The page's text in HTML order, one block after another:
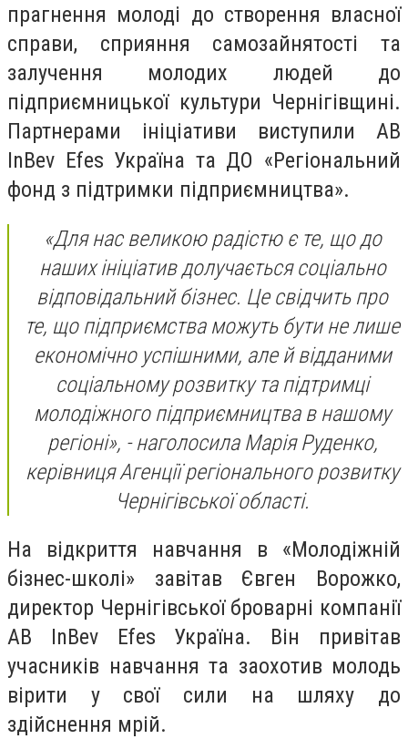
прагнення молоді до створення власної
справи, сприяння самозайнятості та
залучення молодих людей до
підприємницької культури Чернігівщині.
Партнерами ініціативи виступили AB
InBev Efes Україна та ДО «Регіональний
фонд з підтримки підприємництва».
«Для нас великою радістю є те, що до
наших ініціатив долучається соціально
відповідальний бізнес. Це свідчить про
те, що підприємства можуть бути не лише
економічно успішними, але й відданими
соціальному розвитку та підтримці
молодіжного підприємництва в нашому
регіоні», - наголосила Марія Руденко,
керівниця Агенції регіонального розвитку
Чернігівської області.
На відкриття навчання в «Молодіжній
бізнес-школі» завітав Євген Ворожко,
директор Чернігівської броварні компанії
AB InBev Efes Україна. Він привітав
учасників навчання та заохотив молодь
вірити у свої сили на шляху до
здійснення мрій.